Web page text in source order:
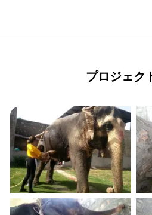
プロジェク